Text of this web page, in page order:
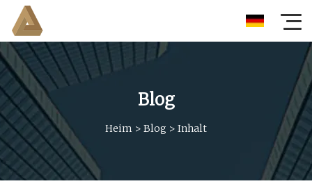
Blog
Heim > Blog > Inhalt